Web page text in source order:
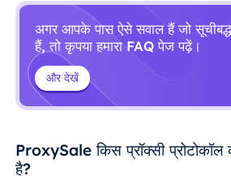
अगर आपके पास ऐसे सवाल हैं जो
हैं, तो कृपया हमारा FAQ पेज पढ़ें।
और देखें
ProxySale किस प्रॉक्सी प्रोटोकॉल
है?